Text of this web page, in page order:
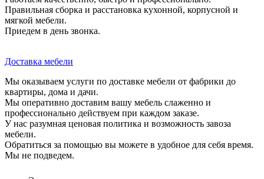
Правильная сборка и расстановка кухонной, корпусной и
мягкой мебели.
Приедем в день звонка.
Доставка мебели
Мы оказываем услуги по доставке мебели от фабрики до
квартиры, дома и дачи.
Мы оперативно доставим вашу мебель слаженно и
профессионально действуем при каждом заказе.
У нас разумная ценовая политика и возможность завоза
мебели.
Обратиться за помощью вы можете в удобное для себя время.
Мы не подведем.